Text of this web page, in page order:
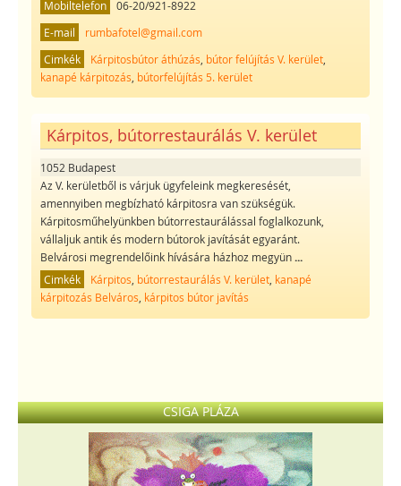
Mobiltelefon
06-20/921-8922
E-mail
rumbafotel@gmail.com
Cimkék
Kárpitosbútor áthúzás bútor felújítás V. kerület,
kanapé kárpitozás bútorfelújítás 5. kerület
Kárpitos, bútorrestaurálás V. kerület
1052 Budapest
Az V. kerületből is várjuk ügyfeleink megkeresését,
amennyiben megbízható kárpitosra van szükségük.
Kárpitosműhelyünkben bútorrestaurálással foglalkozunk,
vállaljuk antik és modern bútorok javítását egyaránt.
Belvárosi megrendelőink hívására házhoz megyün...
Cimkék Kárpitos bútorrestaurálás V. kerület, kanapé
kárpitozás Belváros kárpitos bútor javítás
CSIGA PLÁZA